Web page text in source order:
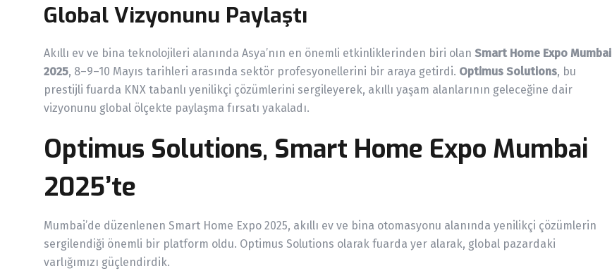
Global Vizyonunu Paylaştı
Akıllı ev ve bina teknolojileri alanında Asya’nın en önemli etkinliklerinden biri olan Smart Home Expo Mumbai
2025, 8–9–10 Mayıs tarihleri arasında sektör profesyonellerini bir araya getirdi. Optimus Solutions, bu
prestijli fuarda KNX tabanlı yenilikçi çözümlerini sergileyerek, akıllı yaşam alanlarının geleceğine dair
vizyonunu global ölçekte paylaşma fırsatı yakaladı.
Optimus Solutions, Smart Home Expo Mumbai
2025’te
Mumbai’de düzenlenen Smart Home Expo 2025, akıllı ev ve bina otomasyonu alanında yenilikçi çözümlerin
sergilendiği önemli bir platform oldu. Optimus Solutions olarak fuarda yer alarak, global pazardaki
varlığımızı güçlendirdik.